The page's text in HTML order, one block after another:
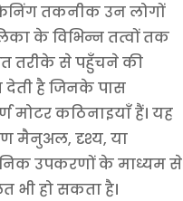
तकनीक उन लोगों
के विभिन्न तत्वों तक
तरीके से पहुँचने की
है जिनके पास
मोटर कठिनाइयाँ हैं। यह
मैनुअल, दृश्य, या
उपकरणों के माध्यम से
भी हो सकता है।